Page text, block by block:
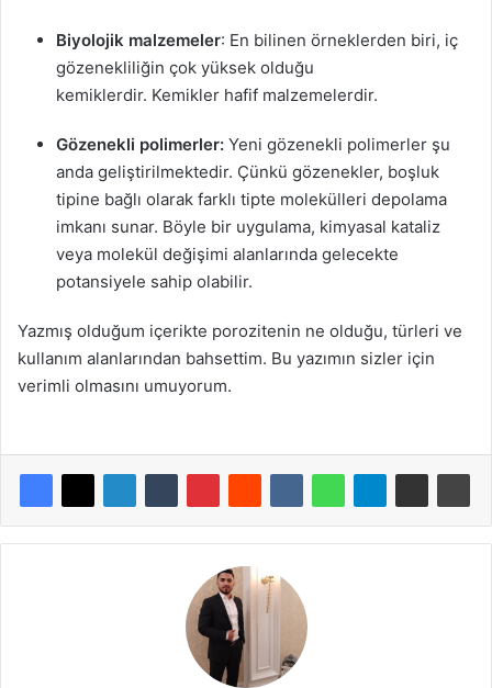
Biyolojik malzemeler: En bilinen örneklerden biri, iç
gözenekliliğin çok yüksek olduğu
kemiklerdir. Kemikler hafif malzemelerdir.
Gözenekli polimerler: Yeni gözenekli polimerler şu
anda geliştirilmektedir. Çünkü gözenekler, boşluk
tipine bağlı olarak farklı tipte molekülleri depolama
imkanı sunar. Böyle bir uygulama, kimyasal kataliz
veya molekül değişimi alanlarında gelecekte
potansiyele sahip olabilir.
Yazmış olduğum içerikte porozitenin ne olduğu, türleri ve
kullanım alanlarından bahsettim. Bu yazımın sizler için
verimli olmasını umuyorum.